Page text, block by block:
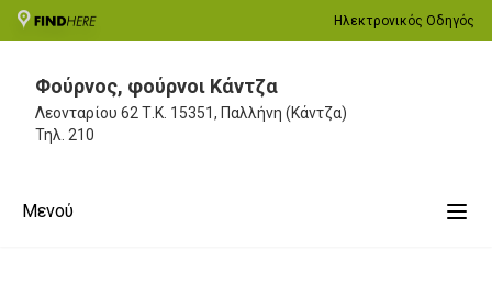
Ηλεκτρονικός Οδηγός
Φούρνος, φούρνοι Κάντζα
Λεονταρίου 62 Τ.Κ. 15351, Παλλήνη (Κάντζα)
Τηλ. 210
Μενού